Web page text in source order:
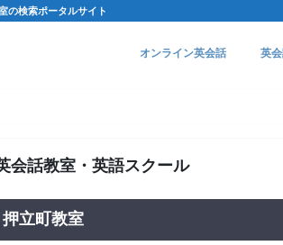
の検索ポータルサイト
オンライン英会話 英
会話教室・英語スクール
立町教室